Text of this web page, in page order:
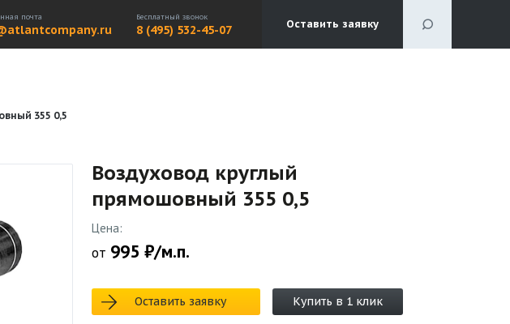
почта Бесплатный звонок
8 (495) 532-45-07 Оставить заявку
355 0,5
Воздуховод круглый
прямошовный 355 0,5
Цена:
от 995 ₽/м.п.
Оставить заявку Купить в 1 клик